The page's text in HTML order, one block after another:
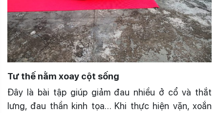
Tư thế nằm xoay cột sống
Đây là bài tập giúp giảm đau nhiều ở cổ và thắt
lưng, đau thần kinh tọa… Khi thực hiện vặn, xoắn